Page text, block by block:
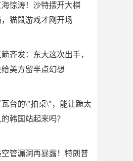
海惊涛！沙特摆开大棋
，猫鼠游戏才刚开场
箭齐发：东大这次出手，
给美方留半点幻想
瓦台的\"拍桌\"，能让跪太
韩国站起来吗？
空管漏洞再暴露！特朗普